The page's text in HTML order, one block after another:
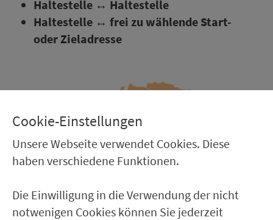
Hal­te­stel­le ↔ Hal­te­stel­le
Hal­te­stel­le ↔ frei zu wählende Start-
oder Ziel­adres­se
Cookie-Einstellungen
Unsere Webseite verwendet Cookies. Diese
haben verschiedene Funktionen.
Die Einwilligung in die Verwendung der nicht
notwenigen Cookies können Sie jederzeit